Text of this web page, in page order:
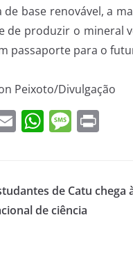
de base renovável, a
de produzir o mineral
passaporte para o
Peixoto/Divulgação
E
l
W
s
A
M
a
g
de Catu chega
de ciência